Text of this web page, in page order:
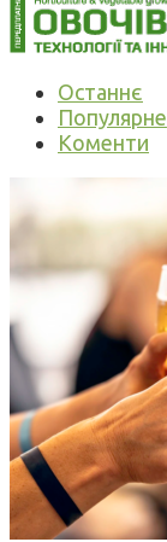
Останнє
Популярне
Коменти